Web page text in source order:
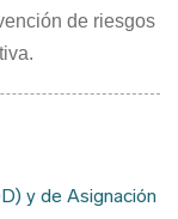
de riesgos
y de Asignación